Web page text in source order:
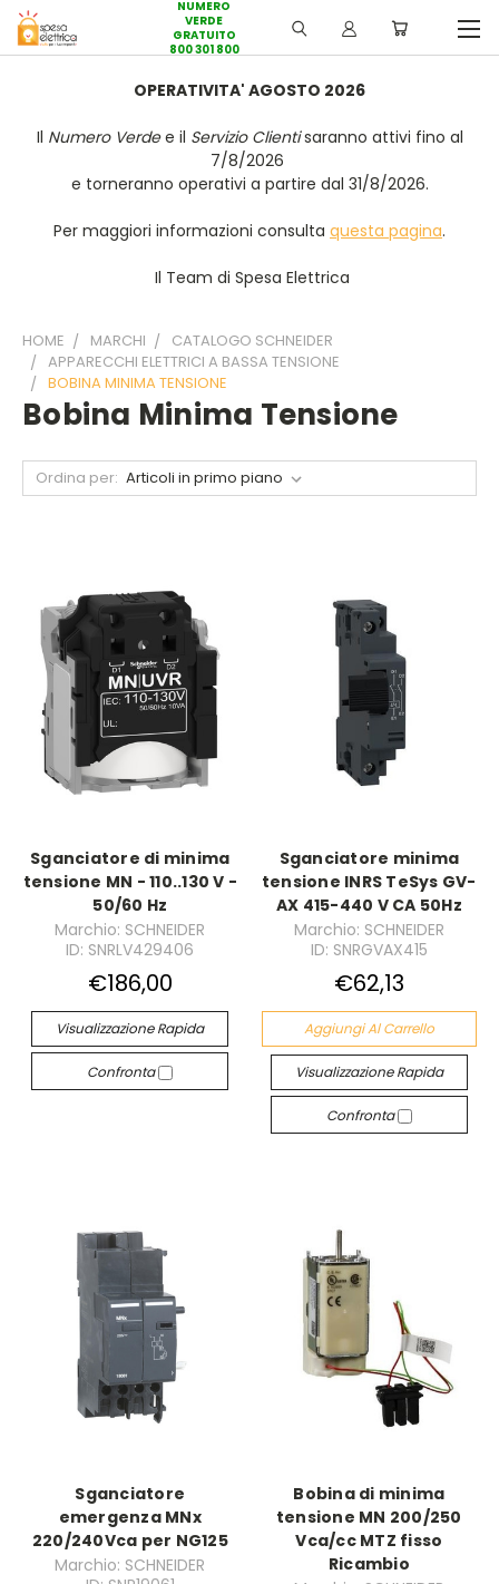
NUMERO
VERDE
GRATUITO
800 301 800
OPERATIVITA' AGOSTO 2026
Il Numero Verdee il Servizio Clientisaranno attivi fino al
7/8/2026
e torneranno operativi a partire dal 31/8/2026.
Per maggiori informazioni consulta questa pagina.
Il Team di Spesa Elettrica
HOME MARCHI
CATALOGO SCHNEIDER
APPARECCHI ELETTRICI A BASSA TENSIONE
BOBINA MINIMA TENSIONE
Bobina Minima Tensione
Ordina per:
Sganciatore di minima
tensione MN - 110..130 V -
50/60 Hz
Marchio: SCHNEIDER
ID: SNRLV429406
€186,00
Visualizzazione Rapida
Confronta
Sganciatore minima
tensione INRS TeSys GV-
AX 415-440 V CA 50Hz
Marchio: SCHNEIDER
ID: SNRGVAX415
€62,13
Aggiungi Al Carrello
Visualizzazione Rapida
Confronta
Sganciatore
emergenza MNx
220/240Vca per NG125
Marchio: SCHNEIDER
Bobina di minima
tensione MN 200/250
Vca/cc MTZ fisso
Ricambio